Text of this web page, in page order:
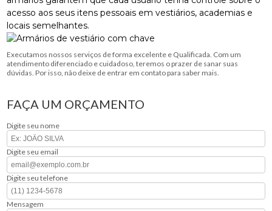
acesso aos seus itens pessoais em vestiários, academias e
locais semelhantes.
Executamos nossos serviços de forma excelente e Qualificada. Com um
atendimento diferenciado e cuidadoso, teremos o prazer de sanar suas
dúvidas. Por isso, não deixe de entrar em contato para saber mais.
FAÇA UM ORÇAMENTO
Digite seu nome
Digite seu email
Digite seu telefone
Mensagem